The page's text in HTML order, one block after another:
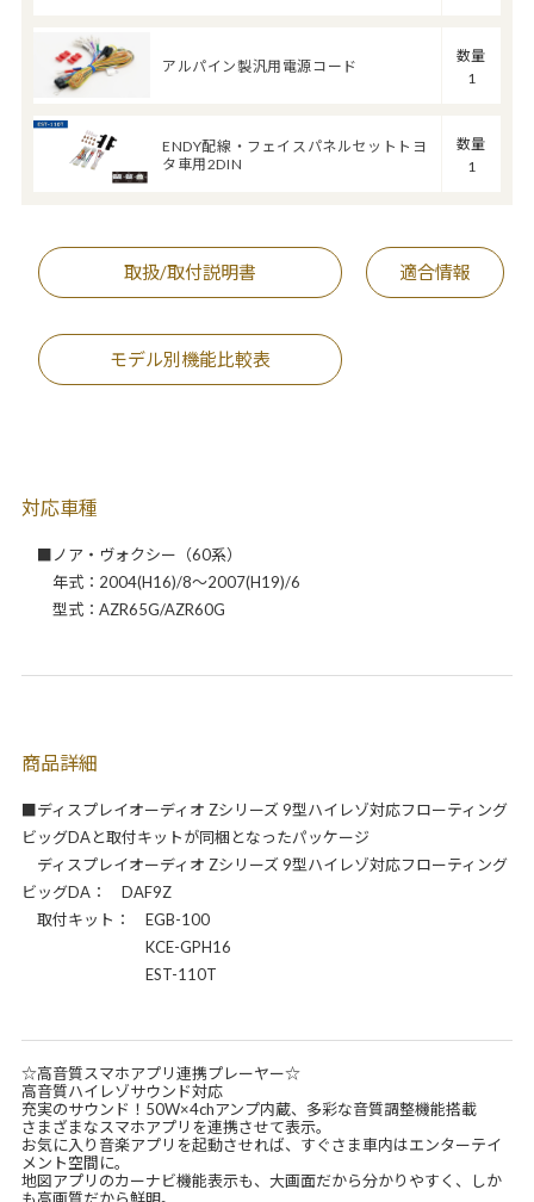
アルパイン製汎用電源コード
数量
1
ENDY配線・フェイスパネルセットトヨ
タ車用2DIN
数量
1
取扱/取付説明書 適合情報
モデル別機能比較表
対応車種
■ノア・ヴォクシー（60系）
年式：2004(H16)/8～2007(H19)/6
型式：AZR65G/AZR60G
商品詳細
■ディスプレイオーディオ Zシリーズ 9型ハイレゾ対応フローティング
ビッグDAと取付キットが同梱となったパッケージ
ディスプレイオーディオ Zシリーズ 9型ハイレゾ対応フローティング
ビッグDA： DAF9Z
取付キット： EGB-100
KCE-GPH16
EST-110T
☆高音質スマホアプリ連携プレーヤー☆
高音質ハイレゾサウンド対応
充実のサウンド！50W×4chアンプ内蔵、多彩な音質調整機能搭載
さまざまなスマホアプリを連携させて表示。
お気に入り音楽アプリを起動させれば、すぐさま車内はエンターテイ
メント空間に。
地図アプリのカーナビ機能表示も、大画面だから分かりやすく、しか